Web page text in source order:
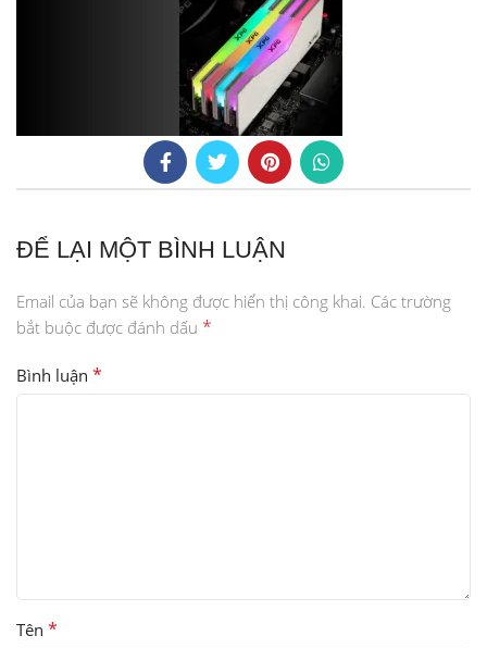
ĐỂ LẠI MỘT BÌNH LUẬN
Email của bạn sẽ không được hiển thị công khai. Các trường
bắt buộc được đánh dấu *
Bình luận *
Tên *